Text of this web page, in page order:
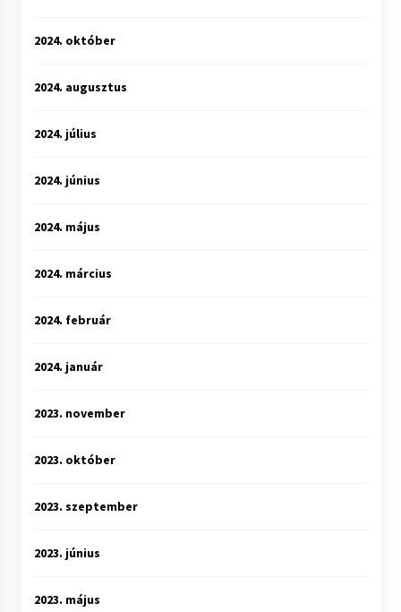
2024. október
2024. augusztus
2024. július
2024. június
2024. május
2024. március
2024. február
2024. január
2023. november
2023. október
2023. szeptember
2023. június
2023. május